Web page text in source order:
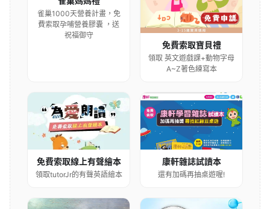
雀巢1000天營養計畫，免
費索取孕哺營養膠囊 ，送
祝福御守
免費索取寶貝禮
領取 英文遊戲課+動物字母
A~Z著色練寫本
免費索取線上有聲繪本
領取tutorJr的有聲英語繪本
康軒雜誌試讀本
還有加碼再抽桌遊喔!